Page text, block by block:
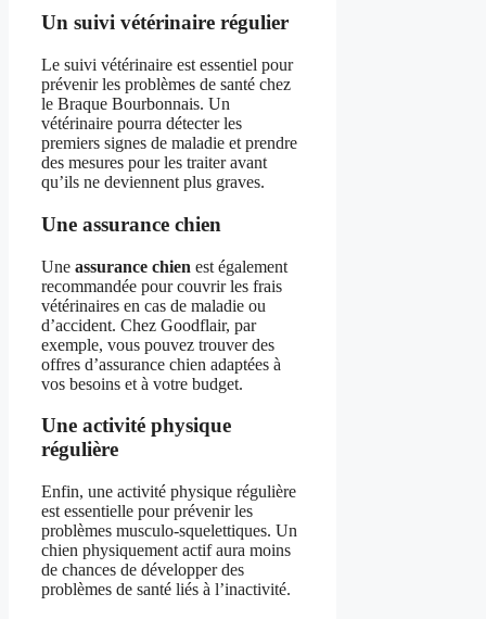
Un suivi vétérinaire régulier
Le suivi vétérinaire est essentiel pour
prévenir les problèmes de santé chez
le Braque Bourbonnais. Un
vétérinaire pourra détecter les
premiers signes de maladie et prendre
des mesures pour les traiter avant
qu’ils ne deviennent plus graves.
Une assurance chien
Une assurance chien est également
recommandée pour couvrir les frais
vétérinaires en cas de maladie ou
d’accident. Chez Goodflair, par
exemple, vous pouvez trouver des
offres d’assurance chien adaptées à
vos besoins et à votre budget.
Une activité physique
régulière
Enfin, une activité physique régulière
est essentielle pour prévenir les
problèmes musculo-squelettiques. Un
chien physiquement actif aura moins
de chances de développer des
problèmes de santé liés à l’inactivité.